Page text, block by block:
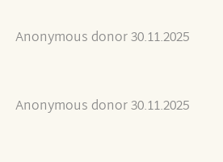
Anonymous donor 30.11.2025
Anonymous donor 30.11.2025